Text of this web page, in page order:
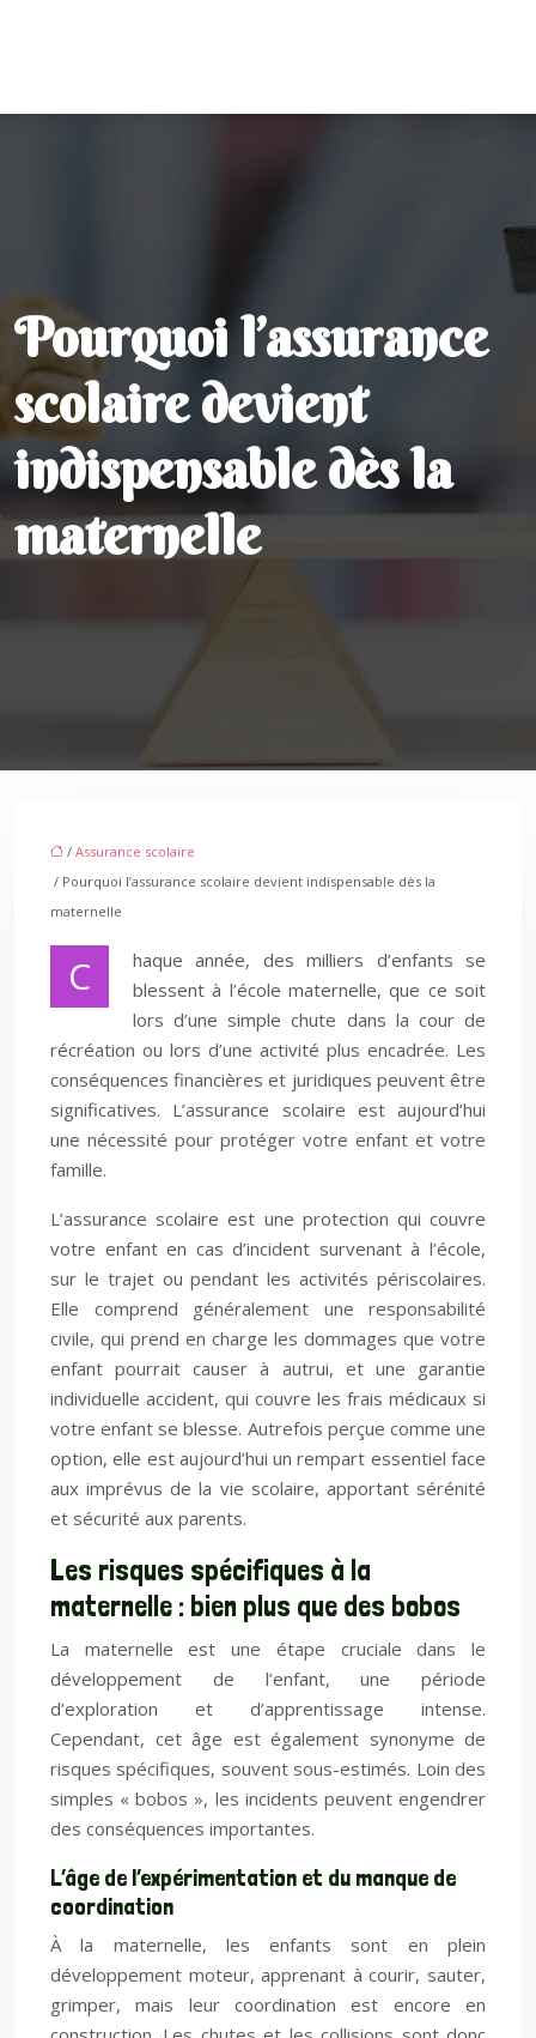
Pourquoi l’assurance
scolaire devient
indispensable dès la
maternelle
/ Assurance scolaire
/ Pourquoi l’assurance scolaire devient indispensable dès la
maternelle
C
haque année, des milliers d’enfants se
blessent à l’école maternelle, que ce soit
lors d’une simple chute dans la cour de
récréation ou lors d’une activité plus encadrée. Les
conséquences financières et juridiques peuvent être
significatives. L’assurance scolaire est aujourd’hui
une nécessité pour protéger votre enfant et votre
famille.
L’assurance scolaire est une protection qui couvre
votre enfant en cas d’incident survenant à l’école,
sur le trajet ou pendant les activités périscolaires.
Elle comprend généralement une responsabilité
civile, qui prend en charge les dommages que votre
enfant pourrait causer à autrui, et une garantie
individuelle accident, qui couvre les frais médicaux si
votre enfant se blesse. Autrefois perçue comme une
option, elle est aujourd’hui un rempart essentiel face
aux imprévus de la vie scolaire, apportant sérénité
et sécurité aux parents.
Les risques spécifiques à la
maternelle : bien plus que des bobos
La maternelle est une étape cruciale dans le
développement de l’enfant, une période
d’exploration et d’apprentissage intense.
Cependant, cet âge est également synonyme de
risques spécifiques, souvent sous-estimés. Loin des
simples « bobos », les incidents peuvent engendrer
des conséquences importantes.
L’âge de l’expérimentation et du manque de
coordination
À la maternelle, les enfants sont en plein
développement moteur, apprenant à courir, sauter,
grimper, mais leur coordination est encore en